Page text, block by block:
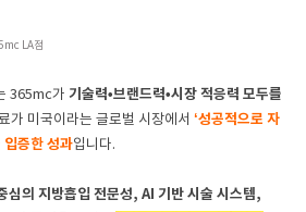
LA점
365mc가 기술력•브랜드력•시장 적응력 모두를
가 미국이라는 글로벌 시장에서 ‘성공적으로 자
입증한 성과입니다.
심의 지방흡입 전문성, AI 기반 시술 시스템,